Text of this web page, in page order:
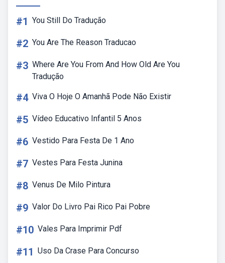
#1 You Still Do Tradução
#2 You Are The Reason Traducao
#3 Where Are You From And How Old Are You
Tradução
#4 Viva O Hoje O Amanhã Pode Não Existir
#5 Vídeo Educativo Infantil 5 Anos
#6 Vestido Para Festa De 1 Ano
#7 Vestes Para Festa Junina
#8 Venus De Milo Pintura
#9 Valor Do Livro Pai Rico Pai Pobre
#10 Vales Para Imprimir Pdf
#11 Uso Da Crase Para Concurso